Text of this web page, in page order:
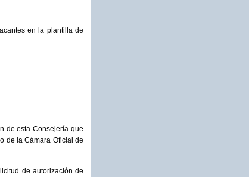
en la plantilla de
de esta Consejería que
de la Cámara Oficial de
de autorización de